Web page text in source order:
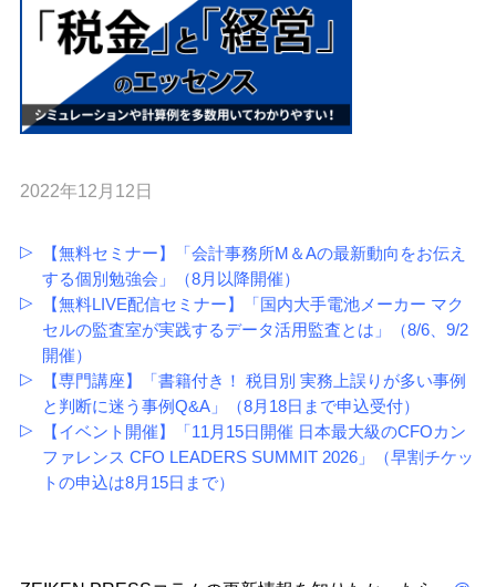
2022年12月12日
【無料セミナー】「会計事務所M＆Aの最新動向をお伝え
する個別勉強会」（8月以降開催）
【無料LIVE配信セミナー】「国内大手電池メーカー マク
セルの監査室が実践するデータ活用監査とは」（8/6、9/2
開催）
【専門講座】「書籍付き！ 税目別 実務上誤りが多い事例
と判断に迷う事例Q&A」（8月18日まで申込受付）
【イベント開催】「11月15日開催 日本最大級のCFOカン
ファレンス CFO LEADERS SUMMIT 2026」（早割チケッ
トの申込は8月15日まで）